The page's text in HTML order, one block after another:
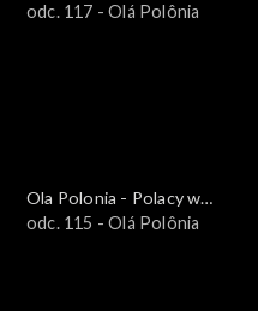
Brazylii i Ameryce
odc. 117 - Olá Polônia
Ola Polonia - Polacy w
Brazylii i Ameryce
odc. 115 - Olá Polônia